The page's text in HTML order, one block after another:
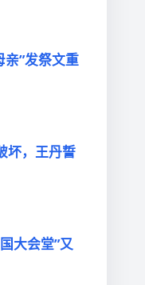
亲”发祭文重
坏，王丹誓
大会堂”又